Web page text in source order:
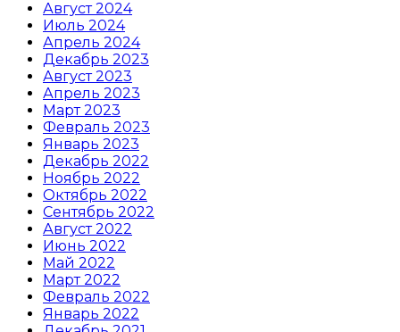
Август 2024
Июль 2024
Апрель 2024
Декабрь 2023
Август 2023
Апрель 2023
Март 2023
Февраль 2023
Январь 2023
Декабрь 2022
Ноябрь 2022
Октябрь 2022
Сентябрь 2022
Август 2022
Июнь 2022
Май 2022
Март 2022
Февраль 2022
Январь 2022